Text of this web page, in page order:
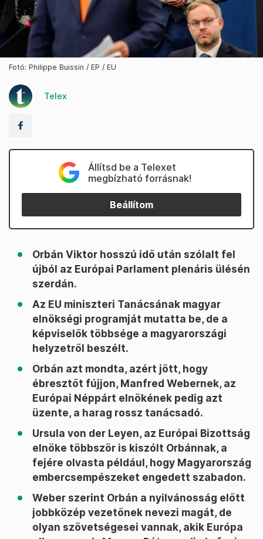
Fotó: Philippe Buissin / EP / EU
Telex
Állítsd be a Telexet
megbízható forrásnak!
Beállítom
Orbán Viktor hosszú idő után szólalt fel
újból az Európai Parlament plenáris ülésén
szerdán.
Az EU miniszteri Tanácsának magyar
elnökségi programját mutatta be, de a
képviselők többsége a magyarországi
helyzetről beszélt.
Orbán azt mondta, azért jött, hogy
ébresztőt fújjon, Manfred Webernek, az
Európai Néppárt elnökének pedig azt
üzente, a harag rossz tanácsadó.
Ursula von der Leyen, az Európai Bizottság
elnöke többször is kiszólt Orbánnak, a
fejére olvasta például, hogy Magyarország
embercsempészeket engedett szabadon.
Weber szerint Orbán a nyilvánosság előtt
jobbközép vezetőnek nevezi magát, de
olyan szövetségesei vannak, akik Európa